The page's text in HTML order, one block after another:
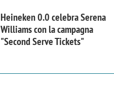
Heineken 0.0 celebra Serena
Williams con la campagna
"Second Serve Tickets"